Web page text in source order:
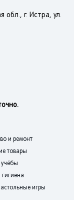
обл., г. Истра, ул.
и ремонт
товары
гигиена
игры